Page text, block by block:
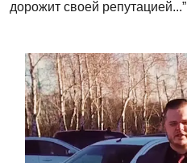
дорожит своей репутацией...”